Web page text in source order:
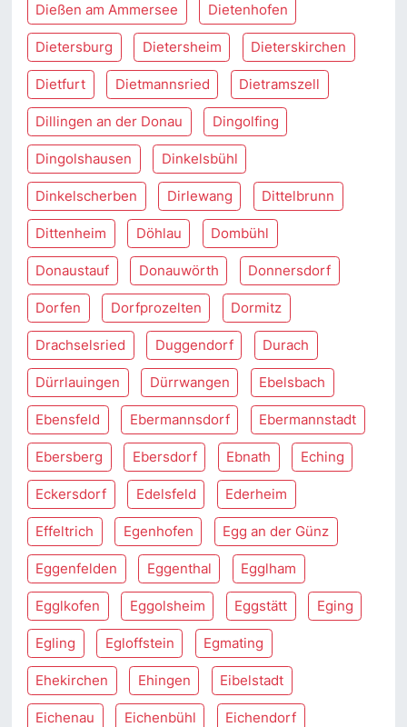
Dießen am Ammersee Dietenhofen
Dietersburg Dietersheim Dieterskirchen
Dietfurt Dietmannsried Dietramszell
Dillingen an der Donau Dingolfing
Dingolshausen Dinkelsbühl
Dinkelscherben Dirlewang Dittelbrunn
Dittenheim Döhlau Dombühl
Donaustauf Donauwörth Donnersdorf
Dorfen Dorfprozelten Dormitz
Drachselsried Duggendorf Durach
Dürrlauingen Dürrwangen Ebelsbach
Ebensfeld Ebermannsdorf Ebermannstadt
Ebersberg Ebersdorf Ebnath Eching
Eckersdorf Edelsfeld Ederheim
Effeltrich Egenhofen Egg an der Günz
Eggenfelden Eggenthal Egglham
Egglkofen Eggolsheim Eggstätt Eging
Egling Egloffstein Egmating
Ehekirchen Ehingen Eibelstadt
Eichenau Eichenbühl Eichendorf